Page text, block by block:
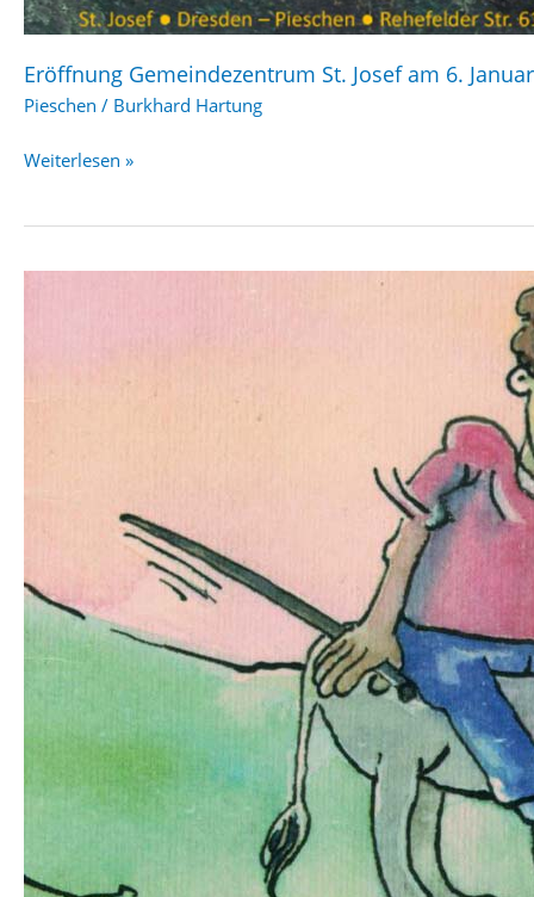
Eröffnung Gemeindezentrum St. Josef am 6.
Pieschen / Burkhard Hartung
Eröffnung
am
Weiterlesen »